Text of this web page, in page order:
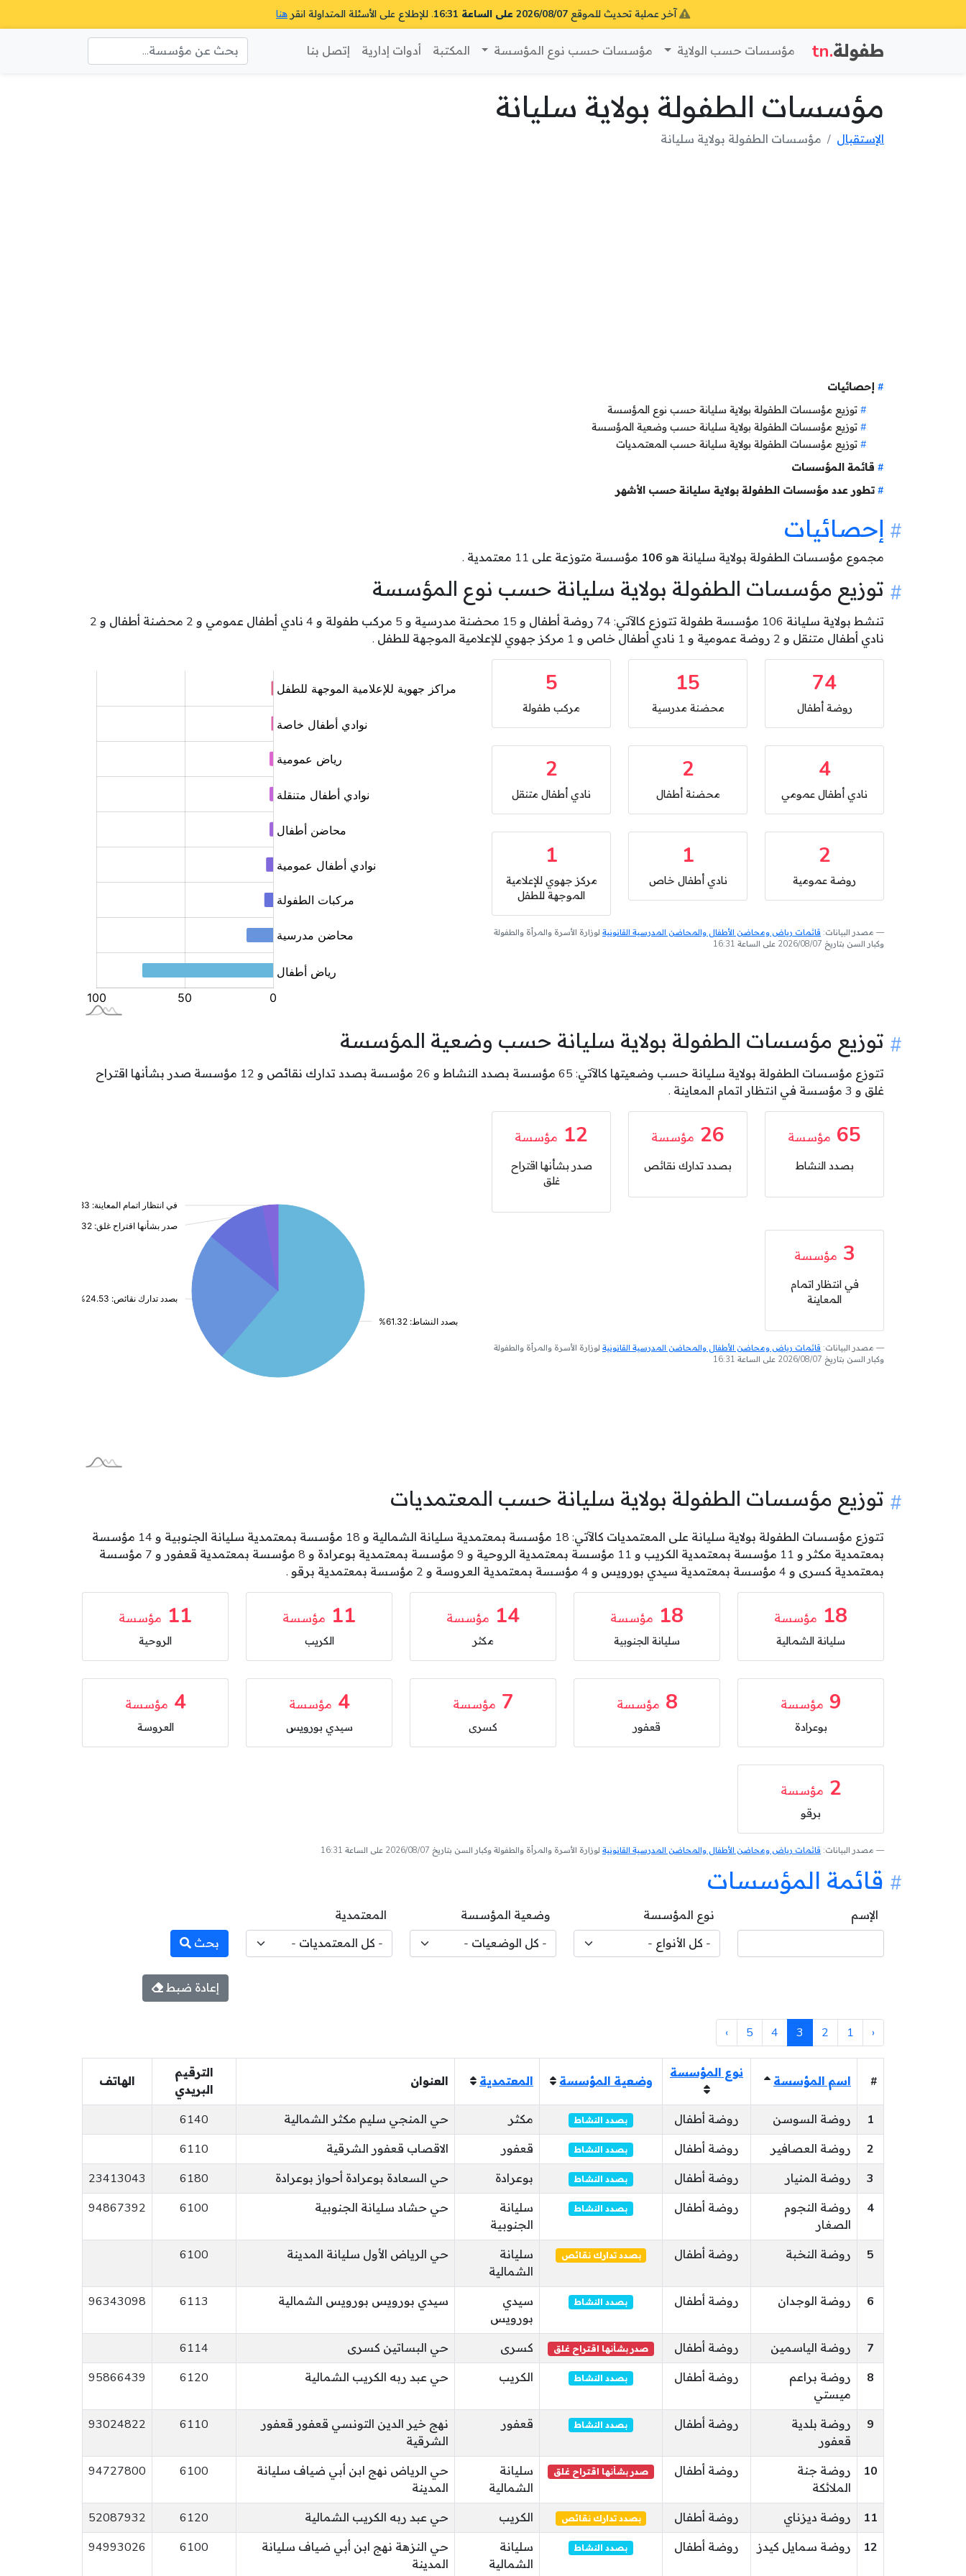
آخر عملية تحديث للموقع 2026/08/07 على الساعة 16:31 . للإطلاع على الأسئلة المتداولة انقر هنا
طفولة.tn مؤسسات حسب الولاية مؤسسات حسب نوع المؤسسة المكتبة أدوات إدارية إتصل بنا
مؤسسات الطفولة بولاية سليانة
الإستقبال مؤسسات الطفولة بولاية سليانة
إحصائيات
توزيع مؤسسات الطفولة بولاية سليانة حسب نوع المؤسسة
توزيع مؤسسات الطفولة بولاية سليانة حسب وضعية المؤسسة
توزيع مؤسسات الطفولة بولاية سليانة حسب المعتمديات
قائمة المؤسسات
تطور عدد مؤسسات الطفولة بولاية سليانة حسب الأشهر
إحصائيات
مجموع مؤسسات الطفولة بولاية سليانة هو 106 مؤسسة متوزعة على 11 معتمدية .
توزيع مؤسسات الطفولة بولاية سليانة حسب نوع المؤسسة
تنشط بولاية سليانة 106 مؤسسة طفولة تتوزع كالآتي: 74 روضة أطفال و 15 محضنة مدرسية و 5 مركب طفولة و 4 نادي أطفال عمومي و 2 محضنة أطفال و 2
نادي أطفال متنقل و 2 روضة عمومية و 1 نادي أطفال خاص و 1 مركز جهوي للإعلامية الموجهة للطفل .
74
روضة أطفال
15
محضنة مدرسية
5
مركب طفولة
4
نادي أطفال عمومي
2
محضنة أطفال
2
نادي أطفال متنقل
2
روضة عمومية
1
نادي أطفال خاص
1
مركز جهوي للإعلامية
الموجهة للطفل
مصدر البيانات: قائمات رياض ومحاضن الأطفال والمحاضن المدرسية القانونية لوزارة الأسرة والمرأة والطفولة
وكبار السن بتاريخ 2026/08/07 على الساعة 16:31
توزيع مؤسسات الطفولة بولاية سليانة حسب وضعية المؤسسة
تتوزع مؤسسات الطفولة بولاية سليانة حسب وضعيتها كالآتي: 65 مؤسسة بصدد النشاط و 26 مؤسسة بصدد تدارك نقائص و 12 مؤسسة صدر بشأنها اقتراح
غلق و 3 مؤسسة في انتظار اتمام المعاينة .
65 مؤسسة
بصدد النشاط
26 مؤسسة
بصدد تدارك نقائص
12 مؤسسة
صدر بشأنها اقتراح
غلق
3 مؤسسة
في انتظار اتمام
المعاينة
مصدر البيانات: قائمات رياض ومحاضن الأطفال والمحاضن المدرسية القانونية لوزارة الأسرة والمرأة والطفولة
وكبار السن بتاريخ 2026/08/07 على الساعة 16:31
توزيع مؤسسات الطفولة بولاية سليانة حسب المعتمديات
تتوزع مؤسسات الطفولة بولاية سليانة على المعتمديات كالآتي: 18 مؤسسة بمعتمدية سليانة الشمالية و 18 مؤسسة بمعتمدية سليانة الجنوبية و 14 مؤسسة
بمعتمدية مكثر و 11 مؤسسة بمعتمدية الكريب و 11 مؤسسة بمعتمدية الروحية و 9 مؤسسة بمعتمدية بوعرادة و 8 مؤسسة بمعتمدية قعفور و 7 مؤسسة
بمعتمدية كسرى و 4 مؤسسة بمعتمدية سيدي بورويس و 4 مؤسسة بمعتمدية العروسة و 2 مؤسسة بمعتمدية برقو .
18 مؤسسة
سليانة الشمالية
18 مؤسسة
سليانة الجنوبية
14 مؤسسة
مكثر
11 مؤسسة
الكريب
11 مؤسسة
الروحية
9 مؤسسة
بوعرادة
8 مؤسسة
قعفور
7 مؤسسة
كسرى
4 مؤسسة
سيدي بورويس
4 مؤسسة
العروسة
2 مؤسسة
برقو
مصدر البيانات: قائمات رياض ومحاضن الأطفال والمحاضن المدرسية القانونية لوزارة الأسرة والمرأة والطفولة وكبار السن بتاريخ 2026/08/07 على الساعة 16:31
قائمة المؤسسات
الإسم نوع المؤسسة وضعية المؤسسة
المعتمدية
بحث
إعادة ضبط
‹
1
2
3
4
5
›
# اسم المؤسسة
نوع المؤسسة
وضعية المؤسسة المعتمدية العنوان
الترقيم
البريدي
الهاتف
1 روضة السوسن روضة أطفال بصدد النشاط مكثر حي المنجي سليم مكثر الشمالية
6140
2
روضة العصافير روضة أطفال بصدد النشاط قعفور الاقصاب قعفور الشرقية
6110
3
روضة المنيار روضة أطفال بصدد النشاط بوعرادة حي السعادة بوعرادة أحواز بوعرادة 6180
23413043
4
روضة النجوم
الصغار
روضة أطفال بصدد النشاط
سليانة
الجنوبية
حي حشاد سليانة الجنوبية 6100
94867392
5 روضة النخبة روضة أطفال بصدد تدارك نقائص
سليانة
الشمالية
حي الرياض الأول سليانة المدينة 6100
6 روضة الوجدان روضة أطفال بصدد النشاط
سيدي
بورويس
سيدي بورويس بورويس الشمالية 6113
96343098
7 روضة الياسمين روضة أطفال صدر بشأنها اقتراح غلق كسرى حي البساتين كسرى
6114
8
روضة براعم
ميستي
روضة أطفال بصدد النشاط الكريب حي عبد ربه الكريب الشمالية 6120
95866439
9
روضة بلدية
قعفور
روضة أطفال بصدد النشاط قعفور
نهج خير الدين التونسي قعفور قعفور
الشرقية
6110
93024822
10
روضة جنة
الملائكة
روضة أطفال صدر بشأنها اقتراح غلق
سليانة
الشمالية
حي الرياض نهج ابن أبي ضياف سليانة
المدينة
6100
94727800
11 روضة ديزناي روضة أطفال بصدد تدارك نقائص الكريب حي عبد ربه الكريب الشمالية 6120
52087932
12
روضة سمايل كيدز روضة أطفال بصدد النشاط
سليانة
الشمالية
حي النزهة نهج ابن أبي ضياف سليانة
المدينة
6100
94993026